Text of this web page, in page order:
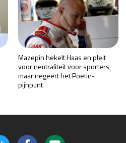
Mazepin hekelt Haas en pleit
voor neutraliteit voor sporters,
maar negeert het Poetin-
pijnpunt